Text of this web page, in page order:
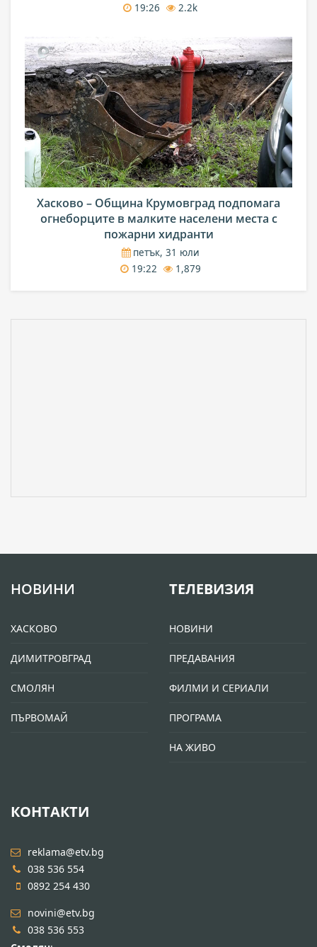
19:26
2.2k
Хасково – Община Крумовград подпомага
огнеборците в малките населени места с
пожарни хидранти
петък, 31 юли
19:22
1,879
НОВИНИ
ХАСКОВО
ДИМИТРОВГРАД
СМОЛЯН
ПЪРВОМАЙ
ТЕЛЕВИЗИЯ
НОВИНИ
ПРЕДАВАНИЯ
ФИЛМИ И СЕРИАЛИ
ПРОГРАМА
НА ЖИВО
КОНТАКТИ
reklama@etv.bg
038 536 554
0892 254 430
novini@etv.bg
038 536 553